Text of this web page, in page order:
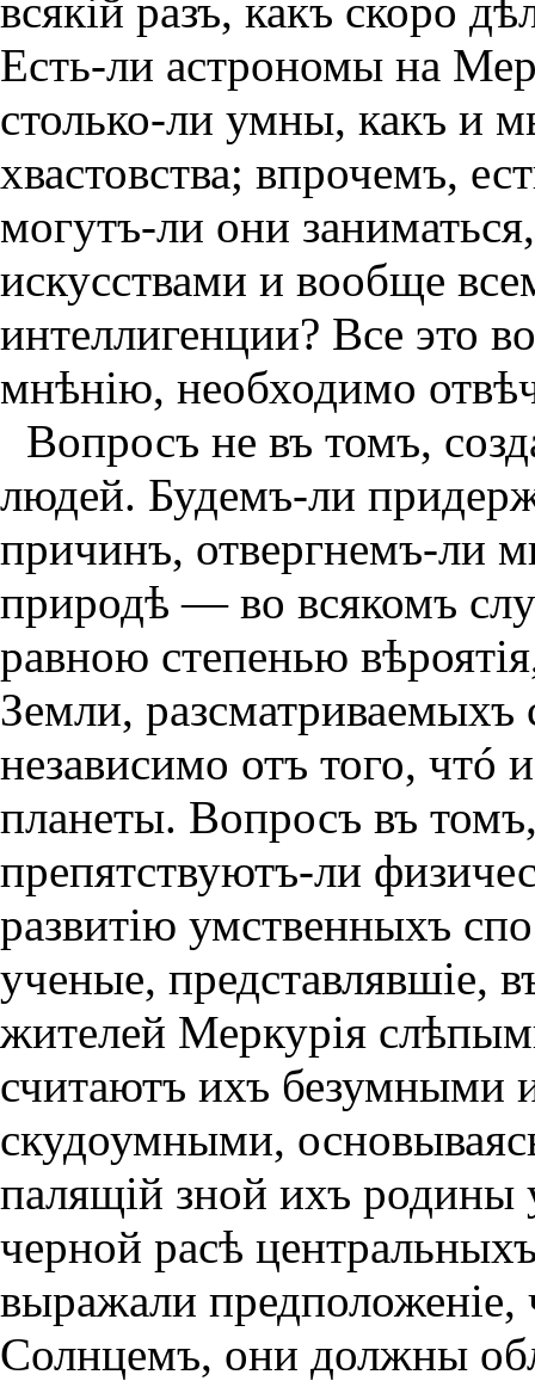
всякiй разъ, какъ скоро
Есть-ли астрономы на
столько-ли умны, какъ и
хвастовства; впрочемъ,
могутъ-ли они
искусствами и вообще
интеллигенции? Все это
мнѣнiю, необходимо
Вопросъ не въ томъ,
людей. Будемъ-ли
причинъ, отвергнемъ-ли
природѣ — во всякомъ
равною степенью
Земли,
неза­висимо отъ того, чтó
планеты. Вопросъ въ
препятствуютъ-ли
развитiю умственныхъ
уче­ные, представлявшiе,
жителей Меркурiя
считаютъ ихъ
скудоумными,
палящiй зной ихъ родины
черной расѣ
выражали предположенiе,
Солнцемъ, они должны